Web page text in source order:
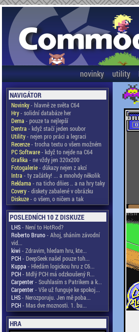
novinky utility
NAVIGÁTOR
Novinky- hlavně ze světa C64
Hry- solidní databáze her
Dema - pouze ta nejlepší
Dentra - když stačí jeden soubor
Utility- nejen pro práci a legraci
Recenze- trocha textu o všem možném
PC Software- když to nejde na C64
Grafika - ne vždy jen 320x200
Fotogalerie- důkazy nejen z akcí
Intra - ty začátky! ... a mnohdy několik
Reklama - na ticho dňies .. a na hry taky
Covery- diskety zabalené v obrázku
Diskuze- o všem, o ničem a tak
POSLEDNÍCH 10 Z DISKUZE
LHS- Není to HotRod?
Roberto Bruno- Ahoj, sháním závodní
vid...
kiwi - Zdravim, hledam hru, kte...
PCH- DeepSeek našel pouze toh...
Kuppa - Hledám logickou hru z C6...
PCH- Mdlý PCH má odzkoušený R...
Carpenter- Souhlasím s Patrikem a k...
Carpenter- Vše už funguje ke spokoj...
LHS- Nerozporuju. Jen mě poba...
PCH- Mas dve moznosti. 1. bu...
HRA